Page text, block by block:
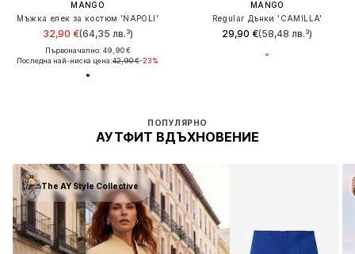
MANGO
Мъжка елек за костюм 'NAPOLI'
32,90 €(64,35 лв.³)
Първоначално: 49,90 €
Последна най-ниска цена:42,90 €-23%
ПОПУЛЯРНО
АУТФИТ ВДЪХНОВЕНИЕ
The AY Style Collective
MANGO
Regular Дънки 'CAMILLA'
29,90 €(58,48 лв.³)